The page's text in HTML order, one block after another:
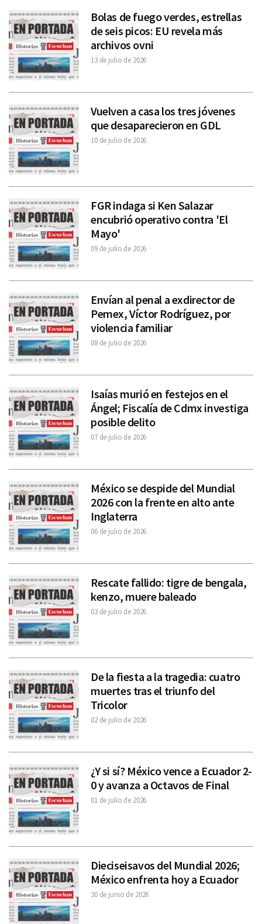
Bolas de fuego verdes, estrellas
de seis picos: EU revela más
archivos ovni
13 de julio de 2026
Vuelven a casa los tres jóvenes
que desaparecieron en GDL
10 de julio de 2026
FGR indaga si Ken Salazar
encubrió operativo contra 'El
Mayo'
09 de julio de 2026
Envían al penal a exdirector de
Pemex, Víctor Rodríguez, por
violencia familiar
08 de julio de 2026
Isaías murió en festejos en el
Ángel; Fiscalía de Cdmx investiga
posible delito
07 de julio de 2026
México se despide del Mundial
2026 con la frente en alto ante
Inglaterra
06 de julio de 2026
Rescate fallido: tigre de bengala,
kenzo, muere baleado
03 de julio de 2026
De la fiesta a la tragedia: cuatro
muertes tras el triunfo del
Tricolor
02 de julio de 2026
¿Y si sí? México vence a Ecuador 2-
0 y avanza a Octavos de Final
01 de julio de 2026
Dieciseisavos del Mundial 2026;
México enfrenta hoy a Ecuador
30 de junio de 2026